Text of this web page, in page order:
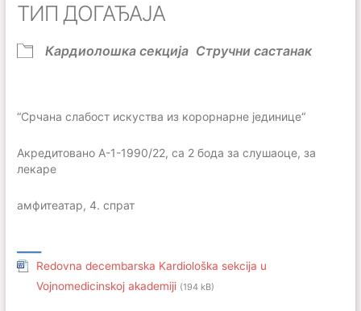
ТИП ДОГАЂАЈА
Кардиолошка секција Стручни састанак
“Срчана слабост искуства из корорнарне јединице“
Акредитовано А-1-1990/22, са 2 бода за слушаоце, за
лекаре
амфитеатар, 4. спрат
Redovna decembarska Kardiološka sekcija u
Vojnomedicinskoj akademiji (194 kB)